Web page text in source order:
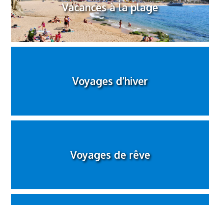
Vacances à la plage
Voyages d’hiver
Voyages de rêve